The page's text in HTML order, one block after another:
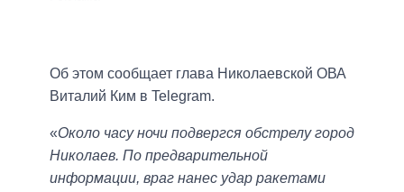
Об этом сообщает глава Николаевской ОВА
Виталий Ким в Telegram.
«Около часу ночи подвергся обстрелу город
Николаев. По предварительной
информации, враг нанес удар ракетами